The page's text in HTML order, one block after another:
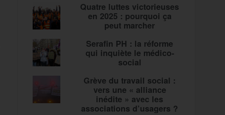
Quatre luttes victorieuses
en 2025 : pourquoi ça
peut marcher
Serafin PH : la réforme
qui inquiète le médico-
social
Grève du travail social :
vers une « alliance
inédite » avec les
associations d’usagers ?